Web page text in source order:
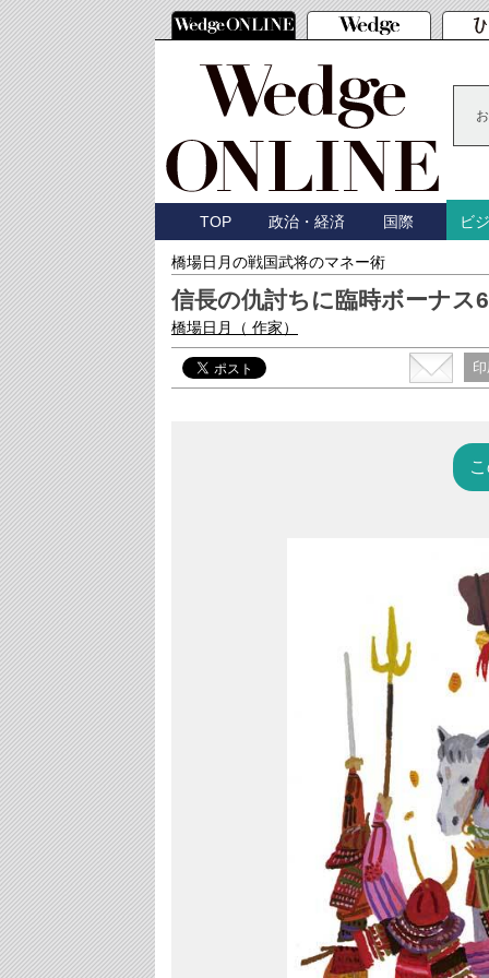
TOP 政治・経済 国際 ビ
橋場日月の戦国武将のマネー術
信長の仇討ちに臨時ボーナス
橋場日月 （ 作家）